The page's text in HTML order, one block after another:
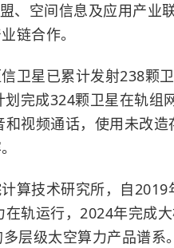
、空间信息及应用产业
链合作。
卫星已累计发射238颗
完成324颗卫星在轨组
视频通话，使用未改
算技术研究所，自
轨运行，2024年完成
层级太空算力产品谱系。